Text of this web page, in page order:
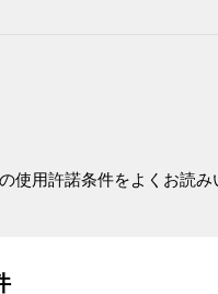
使用許諾条件をよくお読